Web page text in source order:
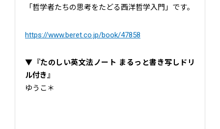
「哲学者たちの思考をたどる西洋哲学入門」です。
https://www.beret.co.jp/book/47858
▼ 『たのしい英文法ノート まるっと書き写しドリ
ル付き』
ゆうこ＊